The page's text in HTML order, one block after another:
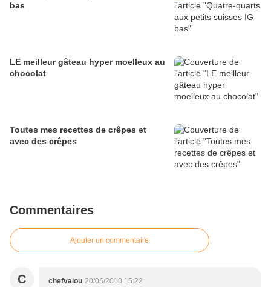
bas
LE meilleur gâteau hyper moelleux au
chocolat
Toutes mes recettes de crêpes et
avec des crêpes
Commentaires
Ajouter un commentaire
C chefvalou 20/05/2010 15:22